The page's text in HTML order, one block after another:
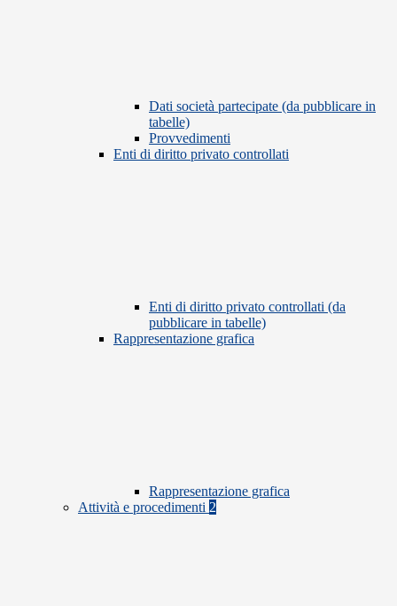
Dati società partecipate (da pubblicare in
tabelle)
Provvedimenti
Enti di diritto privato controllati
Enti di diritto privato controllati (da
pubblicare in tabelle)
Rappresentazione grafica
Rappresentazione grafica
Attività e procedimenti 2